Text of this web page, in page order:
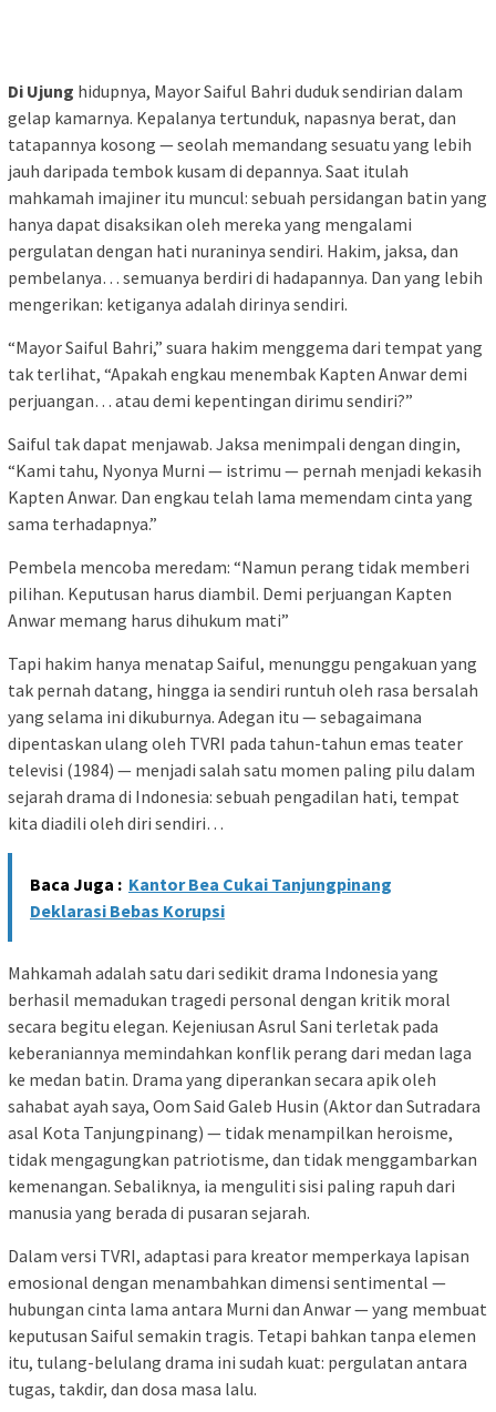
Di Ujung hidupnya, Mayor Saiful Bahri duduk sendirian dalam
gelap kamarnya. Kepalanya tertunduk, napasnya berat, dan
tatapannya kosong — seolah memandang sesuatu yang lebih
jauh daripada tembok kusam di depannya. Saat itulah
mahkamah imajiner itu muncul: sebuah persidangan batin yang
hanya dapat disaksikan oleh mereka yang mengalami
pergulatan dengan hati nuraninya sendiri. Hakim, jaksa, dan
pembelanya… semuanya berdiri di hadapannya. Dan yang lebih
mengerikan: ketiganya adalah dirinya sendiri.
“Mayor Saiful Bahri,” suara hakim menggema dari tempat yang
tak terlihat, “Apakah engkau menembak Kapten Anwar demi
perjuangan… atau demi kepentingan dirimu sendiri?”
Saiful tak dapat menjawab. Jaksa menimpali dengan dingin,
“Kami tahu, Nyonya Murni — istrimu — pernah menjadi kekasih
Kapten Anwar. Dan engkau telah lama memendam cinta yang
sama terhadapnya.”
Pembela mencoba meredam: “Namun perang tidak memberi
pilihan. Keputusan harus diambil. Demi perjuangan Kapten
Anwar memang harus dihukum mati”
Tapi hakim hanya menatap Saiful, menunggu pengakuan yang
tak pernah datang, hingga ia sendiri runtuh oleh rasa bersalah
yang selama ini dikuburnya. Adegan itu — sebagaimana
dipentaskan ulang oleh TVRI pada tahun-tahun emas teater
televisi (1984) — menjadi salah satu momen paling pilu dalam
sejarah drama di Indonesia: sebuah pengadilan hati, tempat
kita diadili oleh diri sendiri…
Baca Juga : Kantor Bea Cukai Tanjungpinang
Deklarasi Bebas Korupsi
Mahkamah adalah satu dari sedikit drama Indonesia yang
berhasil memadukan tragedi personal dengan kritik moral
secara begitu elegan. Kejeniusan Asrul Sani terletak pada
keberaniannya memindahkan konflik perang dari medan laga
ke medan batin. Drama yang diperankan secara apik oleh
sahabat ayah saya, Oom Said Galeb Husin (Aktor dan Sutradara
asal Kota Tanjungpinang) — tidak menampilkan heroisme,
tidak mengagungkan patriotisme, dan tidak menggambarkan
kemenangan. Sebaliknya, ia menguliti sisi paling rapuh dari
manusia yang berada di pusaran sejarah.
Dalam versi TVRI, adaptasi para kreator memperkaya lapisan
emosional dengan menambahkan dimensi sentimental —
hubungan cinta lama antara Murni dan Anwar — yang membuat
keputusan Saiful semakin tragis. Tetapi bahkan tanpa elemen
itu, tulang-belulang drama ini sudah kuat: pergulatan antara
tugas, takdir, dan dosa masa lalu.